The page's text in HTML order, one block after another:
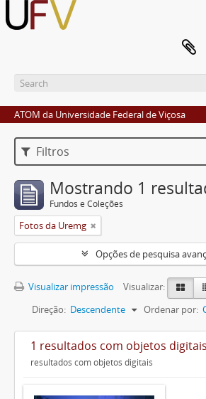
ATOM da Universidade Federal de Viçosa
Filtros
Mostrando 1
Fundos e Coleções
Fotos da Uremg
Opções de pesquisa
Visualizar impressão
Visualizar:
Ordenar por:
Direção: Descendente
1 resultados com objetos digitais
resultados com objetos digitais